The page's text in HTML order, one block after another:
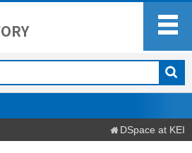
DSpace at KEI